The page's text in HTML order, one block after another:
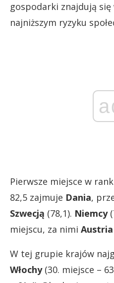
gospodarki znajdują
najniższym ryzyku
Pierwsze miejsce w
82,5 zajmuje Dania,
Szwecją (78,1). Niemcy
miejscu, za nimi Austria
W tej grupie krajów
Włochy(30. miejsce –